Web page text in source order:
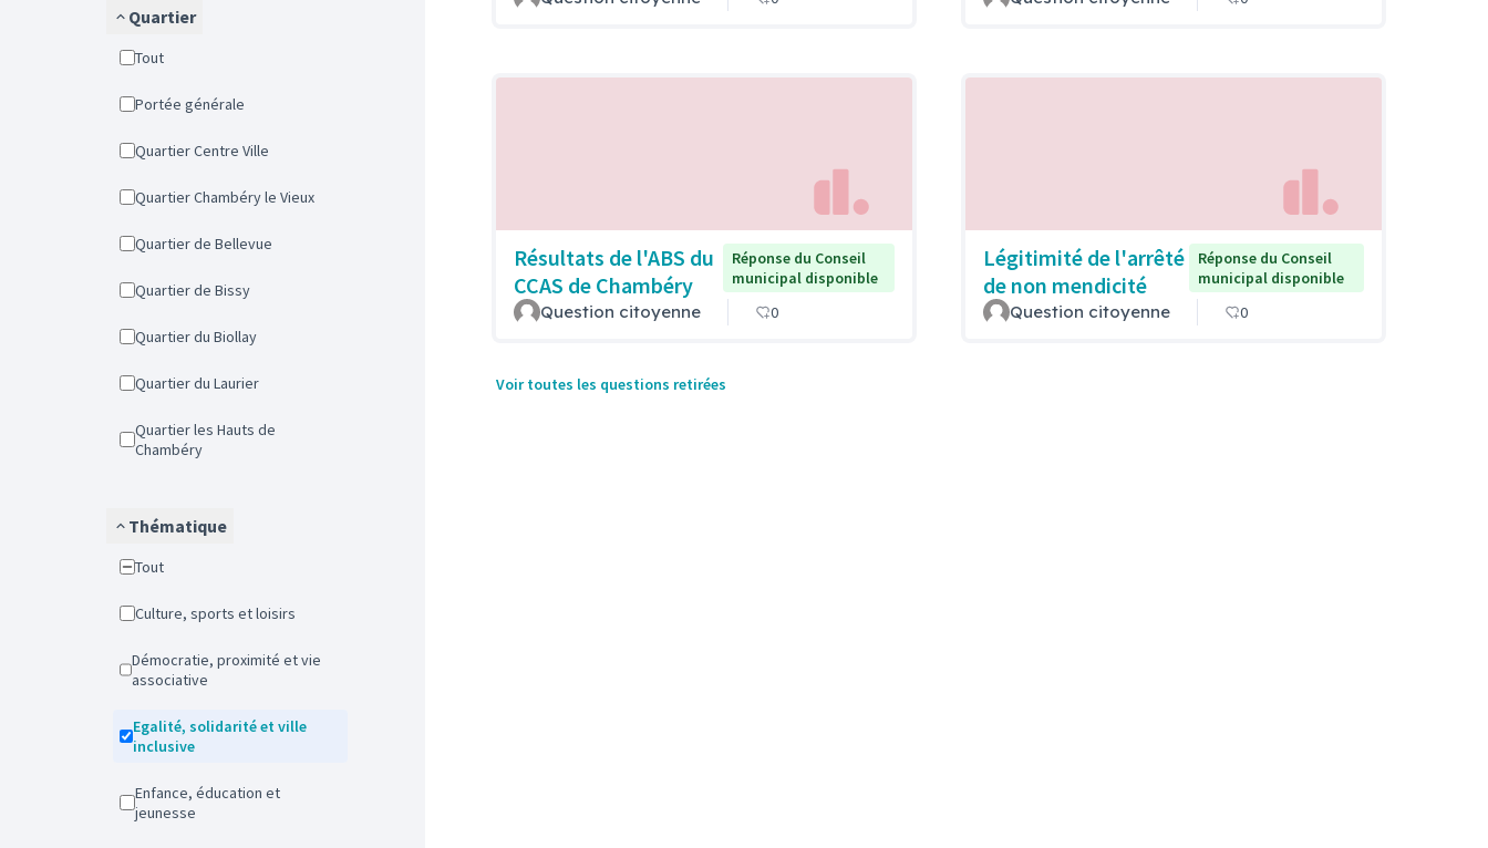
Quartier
Tout
Portée générale
Quartier Centre Ville
Quartier Chambéry le Vieux
Quartier de Bellevue
Quartier de Bissy
Quartier du Biollay
Quartier du Laurier
Quartier les Hauts de
Chambéry
Thématique
Tout
Culture, sports et loisirs
Démocratie, proximité et vie
associative
Egalité, solidarité et ville
inclusive
Enfance, éducation et
jeunesse
Résultats de l'ABS du
CCAS de Chambéry
Réponse du Conseil
municipal disponible
Question citoyenne 0
Légitimité de l'arrêté
de non mendicité
Réponse du Conseil
municipal disponible
Question citoyenne 0
Voir toutes les questions retirées